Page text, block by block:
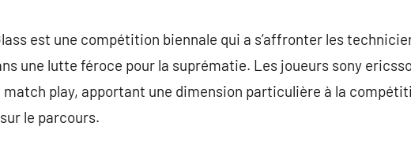
est une compétition biennale qui a s’affronter les
une lutte féroce pour la suprématie. Les joueurs sony
play, apportant une dimension particulière à la
le parcours.